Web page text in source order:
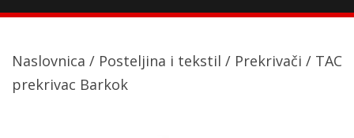
Naslovnica / Posteljina i tekstil / Prekrivači / TAC
prekrivac Barkok